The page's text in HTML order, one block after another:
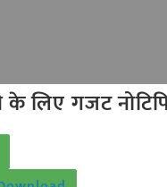
के लिए गजट